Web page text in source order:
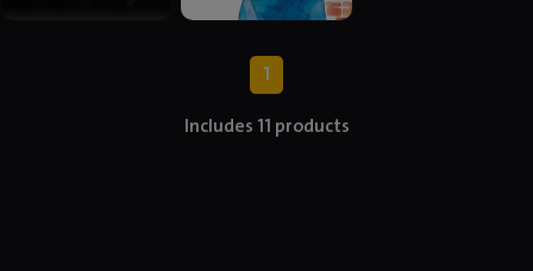
1
Includes 11 products